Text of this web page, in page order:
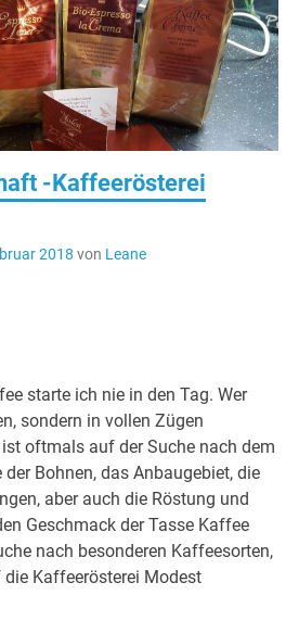
-Kaffeerösterei
2018 von Leane
starte ich nie in den Tag. Wer
sondern in vollen Zügen
oftmals auf der Suche nach dem
der Bohnen, das Anbaugebiet, die
aber auch die Röstung und
Geschmack der Tasse Kaffee
nach besonderen Kaffeesorten,
Kaffeerösterei Modest